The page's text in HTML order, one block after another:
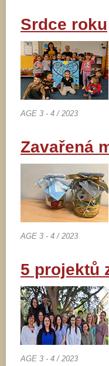
Srdce roku
AGE 3 - 4 / 2023
Zavařená
AGE 3 - 4 / 2023
5 projektů
AGE 3 - 4 / 2023